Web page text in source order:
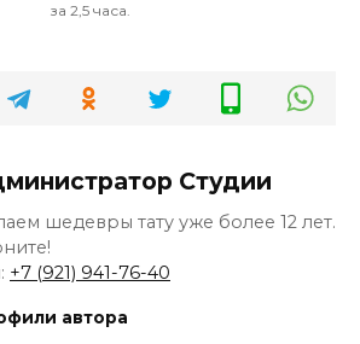
за 2,5 часа.
Студии
шедевры тату уже более 12 лет.
+7 (921) 941-76-40
автора